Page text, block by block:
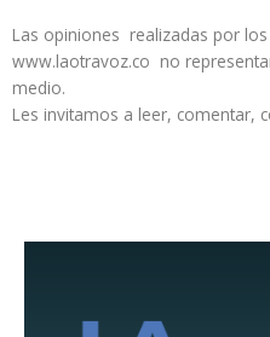
Las opiniones realizadas por
www.laotravoz.co no
medio.
Les invitamos a leer, comentar,